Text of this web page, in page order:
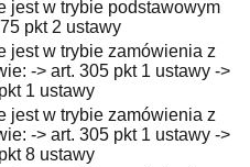
jest w trybie podstawowym
pkt 2 ustawy
jest w trybie zamówienia z
-> art. 305 pkt 1 ustawy ->
1 ustawy
jest w trybie zamówienia z
-> art. 305 pkt 1 ustawy ->
8 ustawy